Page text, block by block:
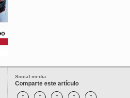
Social media
Comparte este artículo